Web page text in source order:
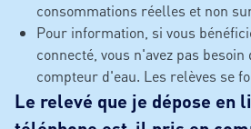
consommations réelles et non
Pour information, si vous
connecté, vous n'avez pas
compteur d'eau. Les relèves se
Le relevé que je dépose en